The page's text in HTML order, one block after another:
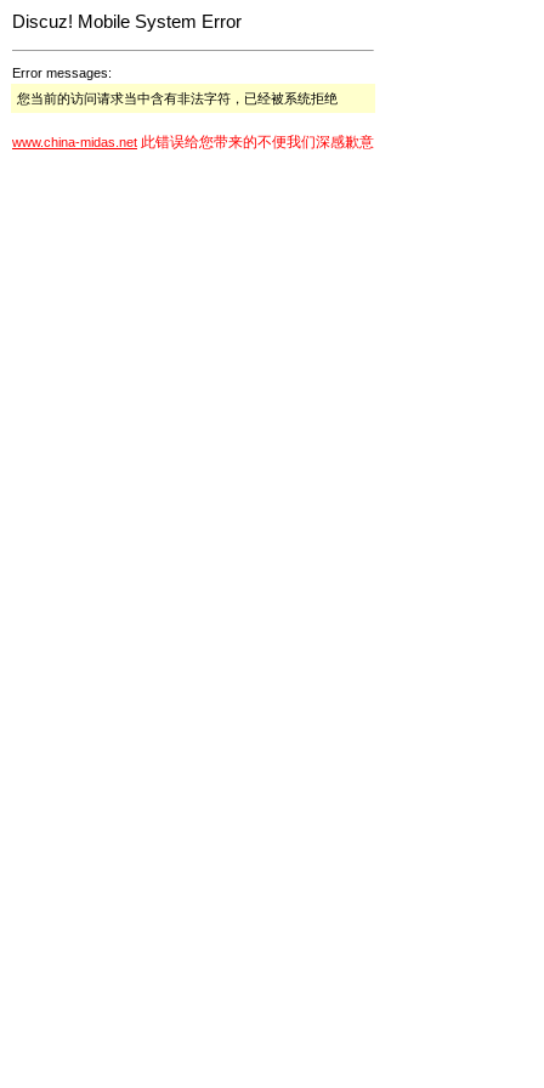
Discuz! Mobile System Error
Error messages:
您当前的访问请求当中含有非法字符，已经被系统拒绝
www.china-midas.net 此错误给您带来的不便我们深感歉意